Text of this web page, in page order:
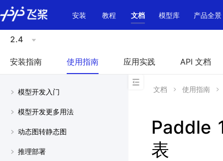
\u200E
安装
教程 文档 模型库 产品全景
2.4
安装指南 使用指南 应用实践 API 文档
模型开发入门
模型开发更多用法
动态图转静态图
推理部署
文档 使用指南
Paddle
表